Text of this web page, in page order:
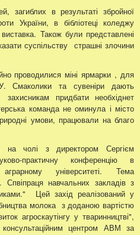
загиблих в результаті збройної
України, в бібліотеці коледжу
Також були представлені
суспільству страшні злочини
проводилися міні ярмарки , для
Смаколики та сувеніри дають
придбати необхіднет
команда не оминула і місто
умови, працювали на благо
на чолі з директором Сергієм
практичну конференцію в
університеті. Тема
Спвіпраця навчальних закладів з
Цей захід реалізований у
молока з доданою вартістю
агроскаутінгу у тваринництві",
центром АВМ за